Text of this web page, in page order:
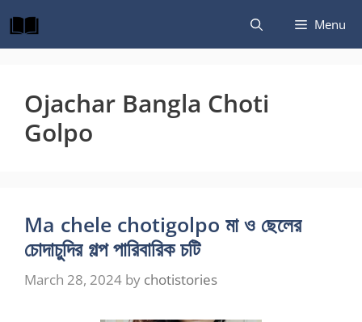
to
content
Menu
Ojachar Bangla Choti
Golpo
Ma chele chotigolpo মা ও ছেলের
চোদাচুদির গল্প পারিবারিক চটি
March 28, 2024 by chotistories